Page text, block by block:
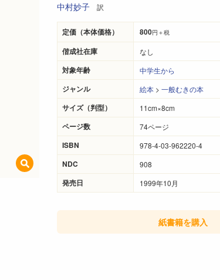
中村妙子 訳
定価（本体価格） 800円＋税
偕成社在庫 なし
対象年齢 中学生から
ジャンル 絵本 >一般むきの本
サイズ（判型） 11cm×8cm
ページ数 74ページ
ISBN 978-4-03-962220-4
NDC 908
発売日 1999年10月
紙書籍を購入